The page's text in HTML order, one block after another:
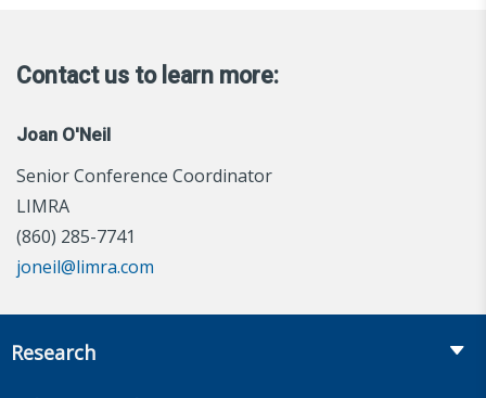
Contact us to learn more:
Joan O'Neil
Senior Conference Coordinator
LIMRA
(860) 285-7741
joneil@limra.com
Research